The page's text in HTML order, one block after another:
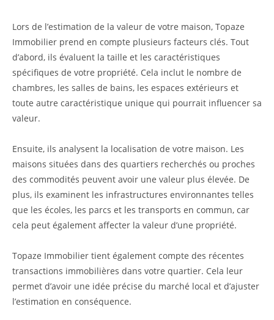
Lors de l’estimation de la valeur de votre maison, Topaze
Immobilier prend en compte plusieurs facteurs clés. Tout
d’abord, ils évaluent la taille et les caractéristiques
spécifiques de votre propriété. Cela inclut le nombre de
chambres, les salles de bains, les espaces extérieurs et
toute autre caractéristique unique qui pourrait influencer sa
valeur.
Ensuite, ils analysent la localisation de votre maison. Les
maisons situées dans des quartiers recherchés ou proches
des commodités peuvent avoir une valeur plus élevée. De
plus, ils examinent les infrastructures environnantes telles
que les écoles, les parcs et les transports en commun, car
cela peut également affecter la valeur d’une propriété.
Topaze Immobilier tient également compte des récentes
transactions immobilières dans votre quartier. Cela leur
permet d’avoir une idée précise du marché local et d’ajuster
l’estimation en conséquence.